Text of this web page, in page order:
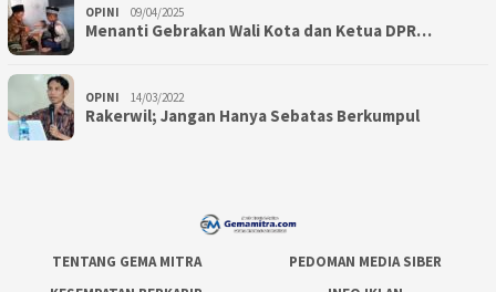
OPINI 09/04/2025
Menanti Gebrakan Wali Kota dan Ketua DPR…
OPINI 14/03/2022
Rakerwil; Jangan Hanya Sebatas Berkumpul
TENTANG GEMA MITRA
PEDOMAN MEDIA SIBER